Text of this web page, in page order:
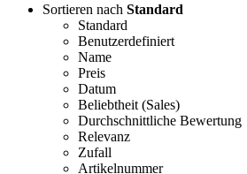
Sortieren nach Standard
Standard
Benutzerdefiniert
Name
Preis
Datum
Beliebtheit (Sales)
Durchschnittliche Bewertung
Relevanz
Zufall
Artikelnummer